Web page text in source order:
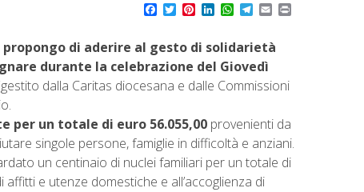
F
e
b
o
o
T
t
t
e
r
P
t
e
r
e
L
k
e
d
W
t
s
A
p
T
e
g
r
a
E
i
propongo di aderire al gesto di solidarietà
durante la celebrazione del Giovedì
dalla Caritas diocesana e dalle Commissioni
per un totale di euro 56.055,00 provenienti da
singole persone, famiglie in difficoltà e anziani.
un centinaio di nuclei familiari per un totale di
e utenze domestiche e all’accoglienza di